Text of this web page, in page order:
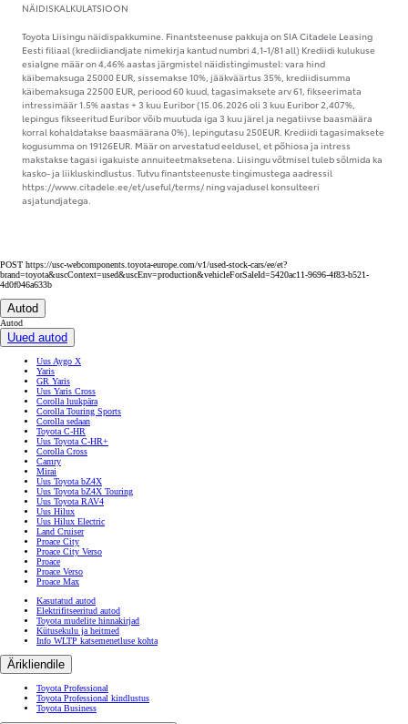
NÄIDISKALKULATSIOON
Toyota Liisingu näidispakkumine. Finantsteenuse pakkuja on SIA Citadele Leasing
Eesti filiaal (krediidiandjate nimekirja kantud numbri 4,1-1/81 all) Krediidi kulukuse
esialgne määr on 4,46% aastas järgmistel näidistingimustel: vara hind
käibemaksuga 25000 EUR, sissemakse 10%, jääkväärtus 35%, krediidisumma
käibemaksuga 22500 EUR, periood 60 kuud, tagasimaksete arv 61, fikseerimata
intressimäär 1.5% aastas + 3 kuu Euribor (15.06.2026 oli 3 kuu Euribor 2,407%,
lepingus fikseeritud Euribor võib muutuda iga 3 kuu järel ja negatiivse baasmäära
korral kohaldatakse baasmäärana 0%), lepingutasu 250EUR. Krediidi tagasimaksete
kogusumma on 19126EUR. Määr on arvestatud eeldusel, et põhiosa ja intress
makstakse tagasi igakuiste annuiteetmaksetena. Liisingu võtmisel tuleb sõlmida ka
kasko- ja liikluskindlustus. Tutvu finantsteenuste tingimustega aadressil
https://www.citadele.ee/et/useful/terms/ ning vajadusel konsulteeri
asjatundjatega.
POST https://usc-webcomponents.toyota-europe.com/v1/used-stock-cars/ee/et?
brand=toyota&uscContext=used&uscEnv=production&vehicleForSaleId=5420ac11-9696-4f83-b521-
4d0f046a633b
Autod
Autod
Uued autod
Uus Aygo X
Yaris
GR Yaris
Uus Yaris Cross
Corolla luukpära
Corolla Touring Sports
Corolla sedaan
Toyota C-HR
Uus Toyota C-HR+
Corolla Cross
Camry
Mirai
Uus Toyota bZ4X
Uus Toyota bZ4X Touring
Uus Toyota RAV4
Uus Hilux
Uus Hilux Electric
Land Cruiser
Proace City
Proace City Verso
Proace
Proace Verso
Proace Max
Kasutatud autod
Elektrifitseeritud autod
Toyota mudelite hinnakirjad
Kütusekulu ja heitmed
Info WLTP katsemenetluse kohta
Ärikliendile
Toyota Professional
Toyota Professional kindlustus
Toyota Business